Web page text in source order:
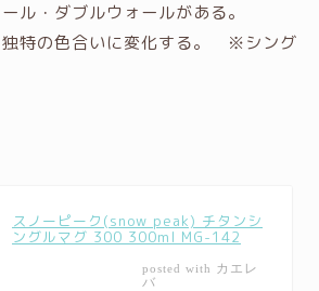
ル・ダブルウォールがある。
独特の色合いに変化する。 ※シング
スノーピーク(snow peak) チタンシ
ングルマグ 300 300ml MG-142
posted with カエレ
バ